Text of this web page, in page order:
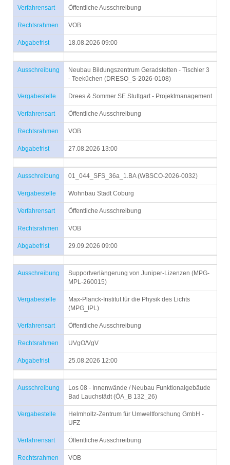
Verfahrensart Öffentliche Ausschreibung
Rechtsrahmen VOB
Abgabefrist 18.08.2026 09:00
Ausschreibung
Neubau Bildungszentrum Geradstetten - Tischler 3
- Teeküchen (DRESO_S-2026-0108)
Vergabestelle Drees & Sommer SE Stuttgart - Projektmanagement
Verfahrensart Öffentliche Ausschreibung
Rechtsrahmen VOB
Abgabefrist 27.08.2026 13:00
Ausschreibung 01_044_SFS_36a_1.BA (WBSCO-2026-0032)
Vergabestelle Wohnbau Stadt Coburg
Verfahrensart Öffentliche Ausschreibung
Rechtsrahmen VOB
Abgabefrist 29.09.2026 09:00
Ausschreibung
Supportverlängerung von Juniper-Lizenzen (MPG-
MPL-260015)
Vergabestelle
Max-Planck-Institut für die Physik des Lichts
(MPG_IPL)
Verfahrensart Öffentliche Ausschreibung
Rechtsrahmen UVgO/VgV
Abgabefrist 25.08.2026 12:00
Ausschreibung
Los 08 - Innenwände / Neubau Funktionalgebäude
Bad Lauchstädt (ÖA_B 132_26)
Vergabestelle
Helmholtz-Zentrum für Umweltforschung GmbH -
UFZ
Verfahrensart Öffentliche Ausschreibung
Rechtsrahmen VOB